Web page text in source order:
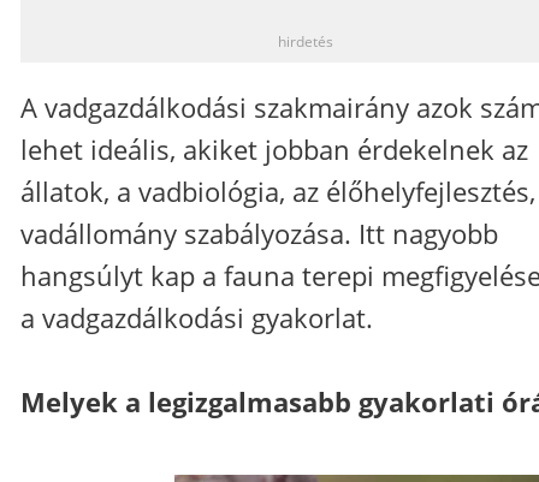
hirdetés
A vadgazdálkodási szakmairány azok
lehet ideális, akiket jobban érdekelnek az
állatok, a vadbiológia, az
vadállomány szabályozása. Itt nagyobb
hangsúlyt kap a fauna terepi
a vadgazdálkodási gyakorlat.
Melyek a legizgalmasabb gyakorlati